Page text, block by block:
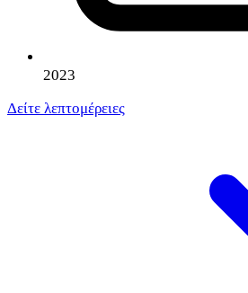
2023
Δείτε λεπτομέρειες